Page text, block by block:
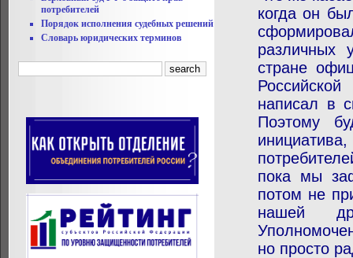
потребителей
Порядок исполнения судебных решений
Словарь юридических терминов
когда он
различных
стране
написал в
Поэтому
пока мы
потом не
нашей
но просто